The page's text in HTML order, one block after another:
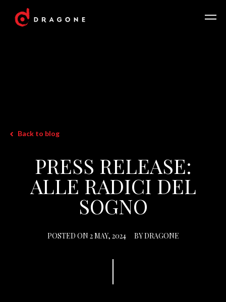
Back to blog
PRESS RELEASE:
ALLE RADICI DEL
SOGNO
POSTED ON 2 MAY, 2024 BYDRAGONE